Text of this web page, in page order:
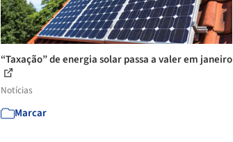
“Taxação” de energia solar passa a valer em janeiro
Notícias
Marcar